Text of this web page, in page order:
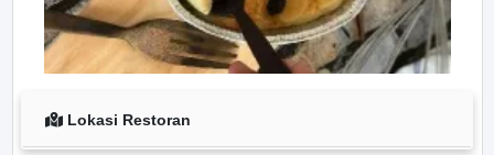
Lokasi Restoran